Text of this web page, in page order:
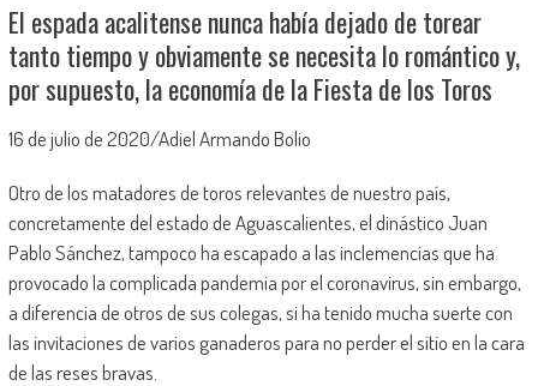
El espada acalitense nunca había dejado de torear
tanto tiempo y obviamente se necesita lo romántico y,
por supuesto, la economía de la Fiesta de los Toros
16 de julio de 2020/Adiel Armando Bolio
Otro de los matadores de toros relevantes de nuestro país,
concretamente del estado de Aguascalientes, el dinástico Juan
Pablo Sánchez, tampoco ha escapado a las inclemencias que ha
provocado la complicada pandemia por el coronavirus, sin embargo,
a diferencia de otros de sus colegas, si ha tenido mucha suerte con
las invitaciones de varios ganaderos para no perder el sitio en la cara
de las reses bravas.